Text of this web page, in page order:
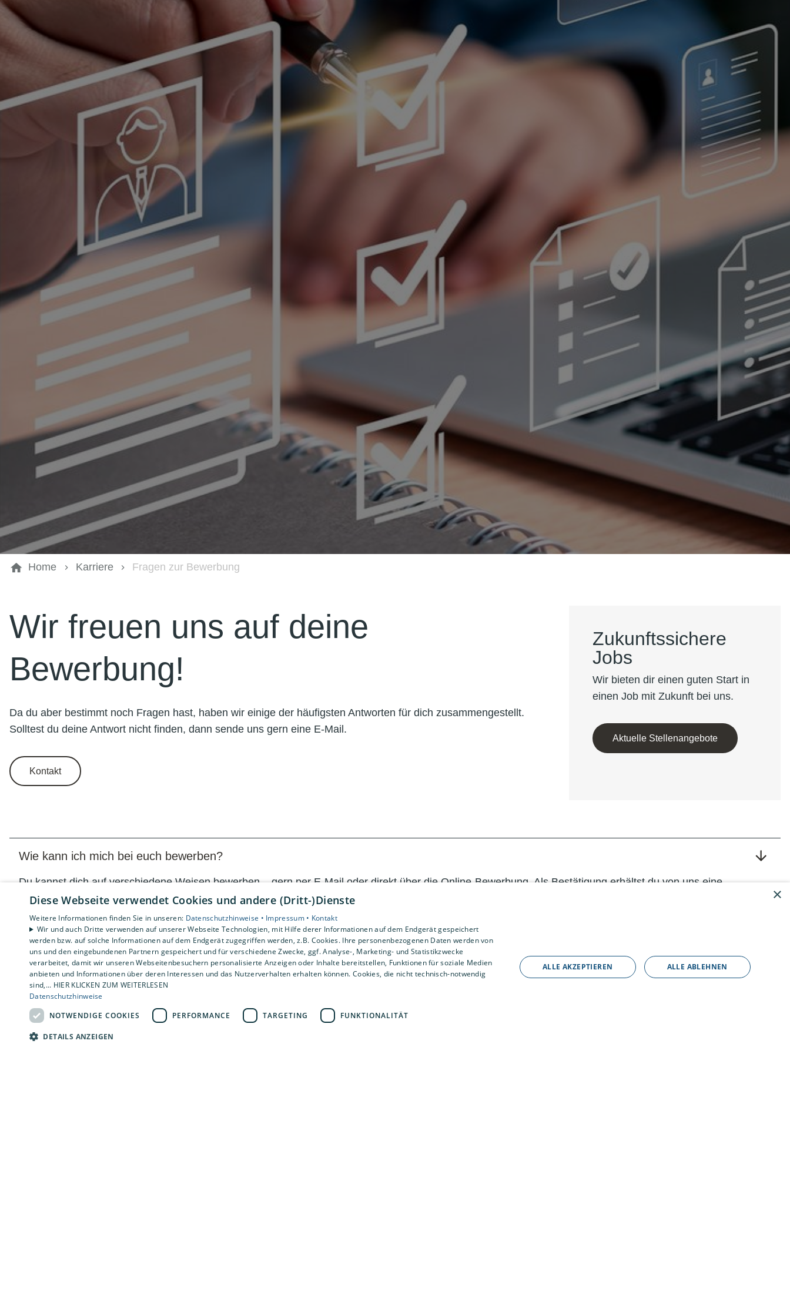
Home Karriere Fragen zur Bewerbung
Wir freuen uns auf deine
Bewerbung!
Da du aber bestimmt noch Fragen hast, haben wir einige der häufigsten Antworten für dich zusammengestellt.
Solltest du deine Antwort nicht finden, dann sende uns gern eine E-Mail.
Kontakt
Zukunftssichere
Jobs
Wir bieten dir einen guten Start in
einen Job mit Zukunft bei uns.
Aktuelle Stellenangebote
Wie kann ich mich bei euch bewerben?
Du kannst dich auf verschiedene Weisen bewerben – gern per E-Mail oder direkt über die Online-Bewerbung. Als Bestätigung erhältst du von uns eine
Nachricht, dass deine Bewerbung eingegangen ist. Natürlich ist auch eine Bewerbung per Post möglich.
Welche Unterlagen muss ich für meine Bewerbung einreichen?
Kann ich mich auch mit einer Initiativbewerbung bei euch bewerben?
Was macht das Arbeiten bei euch so besonders?
×
Diese Webseite verwendet Cookies und andere (Dritt-)Dienste
Weitere Informationen finden Sie in unseren: Datenschutzhinweise • Impressum • Kontakt
Wir und auch Dritte verwenden auf unserer Webseite Technologien, mit Hilfe derer Informationen auf dem Endgerät gespeichert
werden bzw. auf solche Informationen auf dem Endgerät zugegriffen werden, z.B. Cookies. Ihre personenbezogenen Daten werden von
uns und den eingebundenen Partnern gespeichert und für verschiedene Zwecke, ggf. Analyse-, Marketing- und Statistikzwecke
verarbeitet, damit wir unseren Webseitenbesuchern personalisierte Anzeigen oder Inhalte bereitstellen, Funktionen für soziale Medien
anbieten und Informationen über deren Interessen und das Nutzerverhalten erhalten können. Cookies, die nicht technisch-notwendig
sind,... HIER KLICKEN ZUM WEITERLESEN
Datenschutzhinweise
NOTWENDIGE COOKIES
PERFORMANCE TARGETING FUNKTIONALITÄT
DETAILS ANZEIGEN
ALLE AKZEPTIEREN ALLE ABLEHNEN